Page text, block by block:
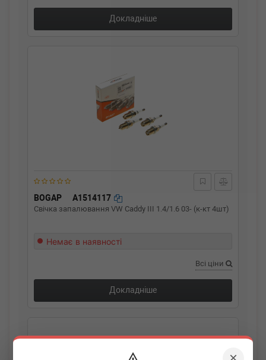
Докладніше
BOGAP A1514117
Свічка запалювання VW Caddy III 1.4/1.6 03- (к-кт 4шт)
Немає в наявності
Всі ціни
Докладніше